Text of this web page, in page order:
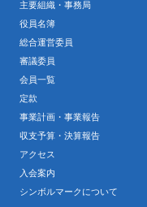
主要組織・事務局
役員名簿
総合運営委員
審議委員
会員一覧
定款
事業計画・事業報告
収支予算・決算報告
アクセス
入会案内
シンボルマークについて